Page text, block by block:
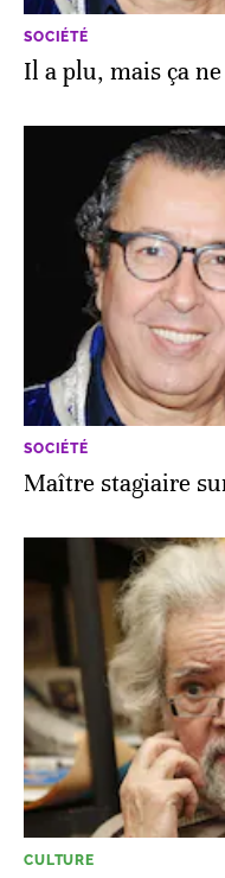
SOCIÉTÉ
Il a plu, mais ça
SOCIÉTÉ
Maître stagiaire
CULTURE